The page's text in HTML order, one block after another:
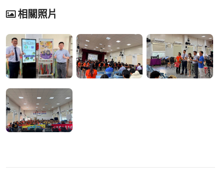
相關照片